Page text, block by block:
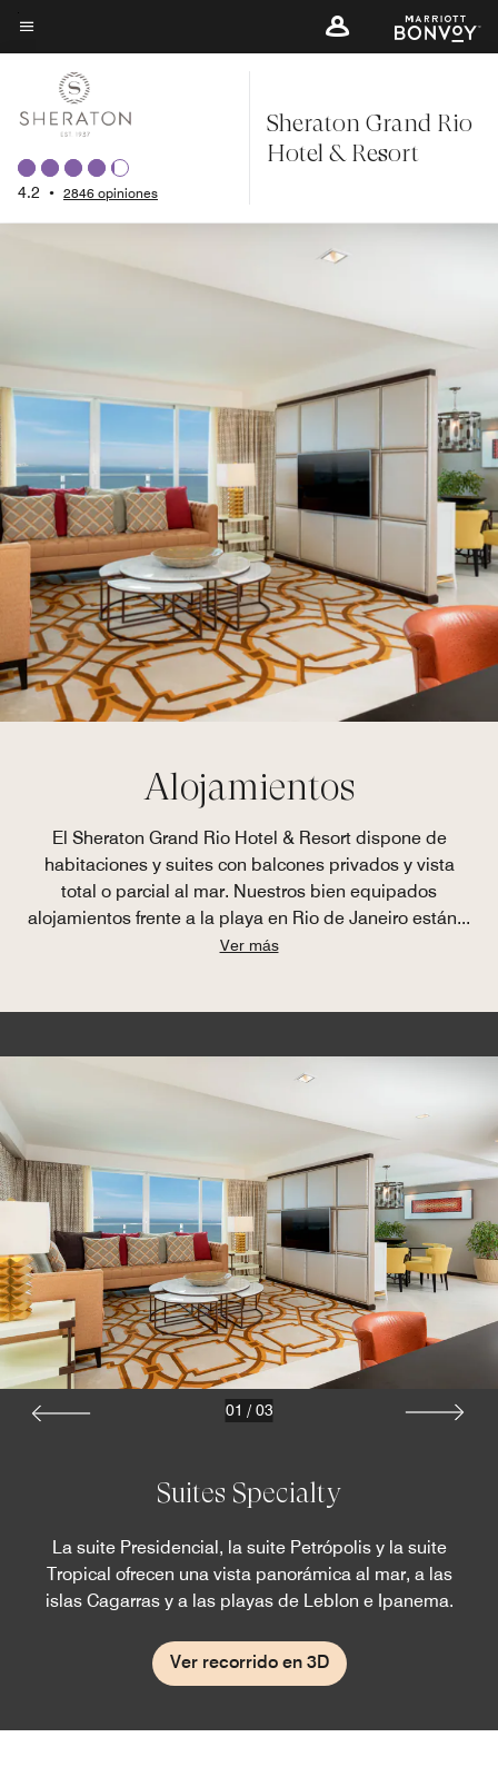
Skip
to
content
Texto del menú
4.2 • 2846 opiniones
Sheraton Grand Rio
Hotel & Resort
Alojamientos
El Sheraton Grand Rio Hotel & Resort dispone de
habitaciones y suites con balcones privados y vista
total o parcial al mar. Nuestros bien equipados
alojamientos frente a la playa en Rio de Janeiro están...
Ver más
Suites Specialty
La suite Presidencial, la suite Petrópolis y la suite
Tropical ofrecen una vista panorámica al mar, a las
islas Cagarras y a las playas de Leblon e Ipanema.
Ver recorrido en 3D
01 / 03